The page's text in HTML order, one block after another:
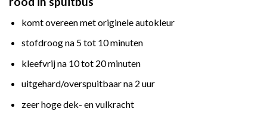
komt overeen met originele autokleur
stofdroog na 5 tot 10 minuten
kleefvrij na 10 tot 20 minuten
uitgehard/overspuitbaar na 2 uur
zeer hoge dek- en vulkracht